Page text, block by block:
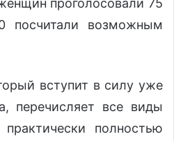
посчитали возможным
вступит в силу уже
перечисляет все виды
полностью